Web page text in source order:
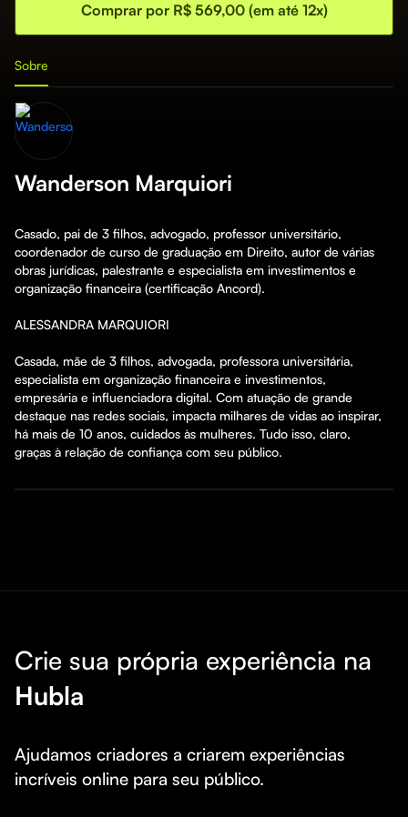
Comprar por R$ 569,00 (em até 12x)
Sobre
Wanderson Marquiori
Casado, pai de 3 filhos, advogado, professor universitário,
coordenador de curso de graduação em Direito, autor de várias
obras jurídicas, palestrante e especialista em investimentos e
organização financeira (certificação Ancord).
ALESSANDRA MARQUIORI
Casada, mãe de 3 filhos, advogada, professora universitária,
especialista em organização financeira e investimentos,
empresária e influenciadora digital. Com atuação de grande
destaque nas redes sociais, impacta milhares de vidas ao inspirar,
há mais de 10 anos, cuidados às mulheres. Tudo isso, claro,
graças à relação de confiança com seu público.
Crie sua própria experiência na
Hubla
Ajudamos criadores a criarem experiências
incríveis online para seu público.